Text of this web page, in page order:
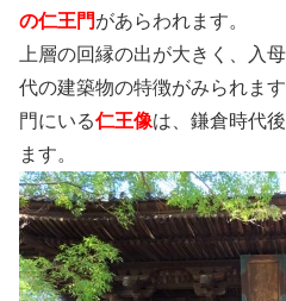
の仁王門があらわれます。
上層の回縁の出が大きく、入
代の建築物の特徴がみられます
門にいる仁王像は、鎌倉時代
ます。